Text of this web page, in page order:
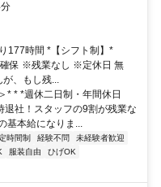
177時間 *【シフト制】*
保 ※残業なし ※定休日 無
、もし残...
* * *週休二日制・年間休日
社！スタッフの9割が残業な
基本給になりま...
時間制 経験不問
未経験者歓迎
服装自由
ひげOK